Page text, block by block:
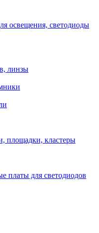
освещения, светодиоды
линзы
площадки, кластеры
платы для светодиодов